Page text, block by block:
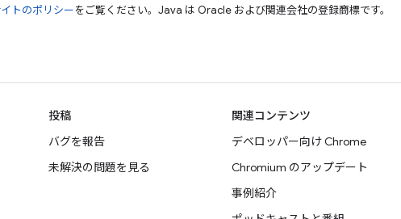
トのポリシーをご覧ください。Java は Oracle および関連会社の登録商標です。
投稿
バグを報告
未解決の問題を見る
関連コンテンツ
デベロッパー向け Chrome
Chromium のアップデート
事例紹介